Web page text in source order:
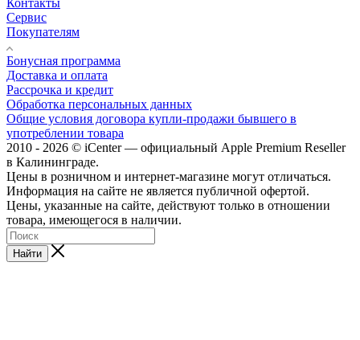
Сервис
Покупателям
Бонусная программа
Доставка и оплата
Рассрочка и кредит
Обработка персональных данных
Общие условия договора купли-продажи бывшего в
употреблении товара
2010 - 2026 © iCenter — официальный Apple Premium Reseller
в Калининграде.
Цены в розничном и интернет-магазине могут отличаться.
Информация на сайте не является публичной офертой.
Цены, указанные на сайте, действуют только в отношении
товара, имеющегося в наличии.
Найти